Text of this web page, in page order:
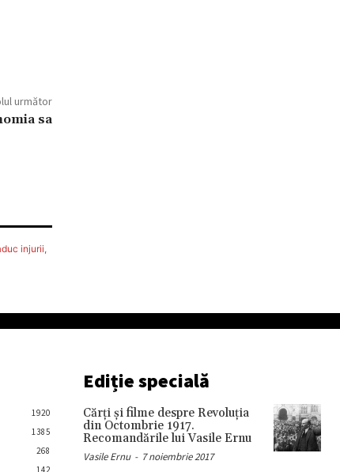
următor
sa
injurii,
1920
1385
268
142
Ediție specială
Cărţi şi filme despre Revoluţia
din Octombrie 1917.
Recomandările lui Vasile Ernu
Vasile Ernu - 7 noiembrie 2017